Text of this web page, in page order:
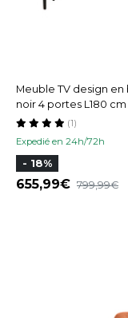
Meuble TV design
noir 4 portes L180 cm
Expedié en 24h/72h
(1)
- 18%
655,99 799,99